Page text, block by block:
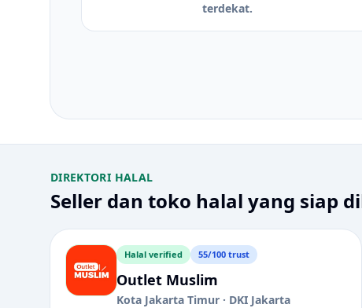
terdekat.
DIREKTORI HALAL
Seller dan toko halal yang siap
Halal verified 55/100 trust
Outlet Muslim
Kota Jakarta Timur · DKI Jakarta